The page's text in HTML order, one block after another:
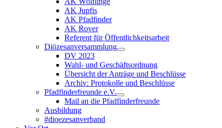
AK Jupfis
AK Pfadfinder
AK Rover
Referent für Öffentlichkeitsarbeit
Diözesanversammlung
DV 2023
Wahl- und Geschäftsordnung
Übersicht der Anträge und Beschlüsse
Archiv: Protokolle und Beschlüsse
Pfadfinderfreunde e.V.
Mail an die Pfadfinderfreunde
Ausbildung
#dioezesanverband